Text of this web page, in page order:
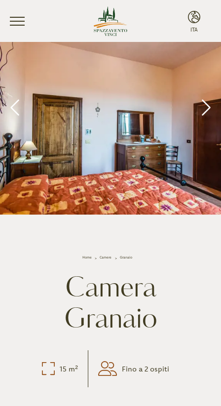
ITA
Home Camere Granaio
Camera
Granaio
15 m² Fino a 2 ospiti